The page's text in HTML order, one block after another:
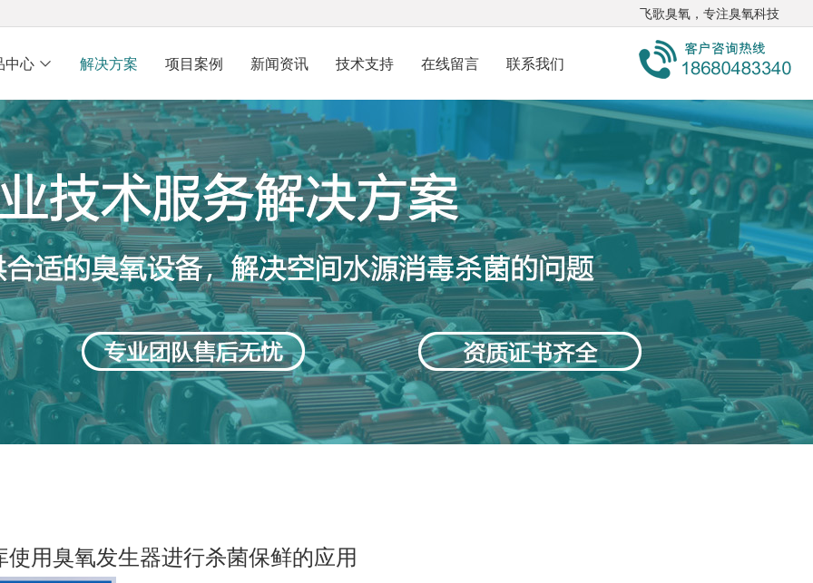
飞歌臭氧，专注臭氧科技
中心  解决方案 项目案例 新闻资讯 技术支持 在线留言 联系我们
使用臭氧发生器进行杀菌保鲜的应用